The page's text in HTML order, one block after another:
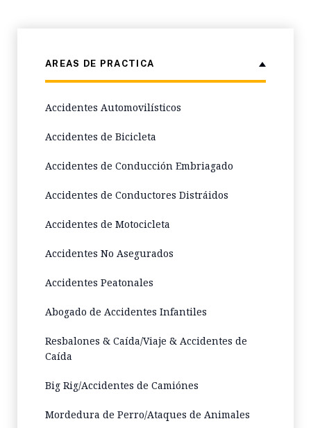
AREAS DE PRACTICA
Accidentes Automovilísticos
Accidentes de Bicicleta
Accidentes de Conducción Embriagado
Accidentes de Conductores Distráidos
Accidentes de Motocicleta
Accidentes No Asegurados
Accidentes Peatonales
Abogado de Accidentes Infantiles
Resbalones & Caída/Viaje & Accidentes de
Caída
Big Rig/Accidentes de Camiónes
Mordedura de Perro/Ataques de Animales